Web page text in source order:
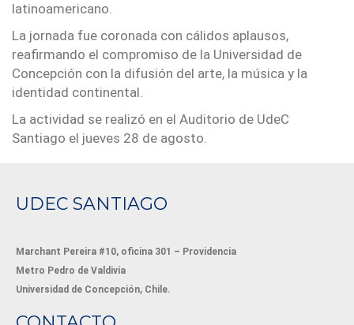
latinoamericano.
La jornada fue coronada con cálidos aplausos,
reafirmando el compromiso de la Universidad de
Concepción con la difusión del arte, la música y la
identidad continental.
La actividad se realizó en el Auditorio de UdeC
Santiago el jueves 28 de agosto.
UDEC SANTIAGO
Marchant Pereira #10, oficina 301 – Providencia
Metro Pedro de Valdivia
Universidad de Concepción, Chile.